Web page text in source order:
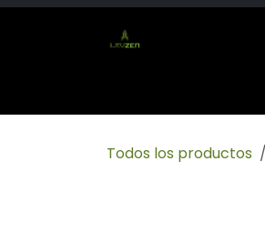
Ir al contenido
Todos los productos